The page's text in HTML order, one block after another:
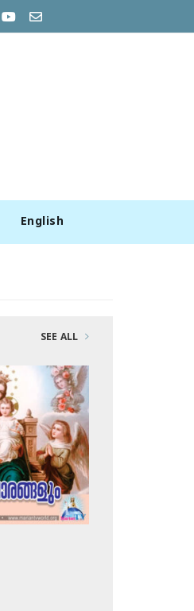
English
SEE ALL